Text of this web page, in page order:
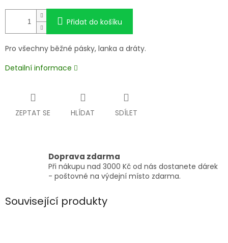
Přidat do košíku
Pro všechny běžné pásky, lanka a dráty.
Detailní informace
ZEPTAT SE HLÍDAT SDÍLET
Doprava zdarma
Při nákupu nad 3000 Kč od nás dostanete dárek
- poštovné na výdejní místo zdarma.
Související produkty